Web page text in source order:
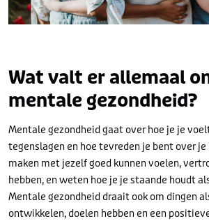
Wat valt er allemaal
mentale gezondheid?
Mentale gezondheid gaat over hoe je je
tegenslagen en hoe tevreden je bent over
maken met jezelf goed kunnen voelen,
hebben, en weten hoe je je staande houdt
Mentale gezondheid draait ook om dingen
ontwikkelen, doelen hebben en een